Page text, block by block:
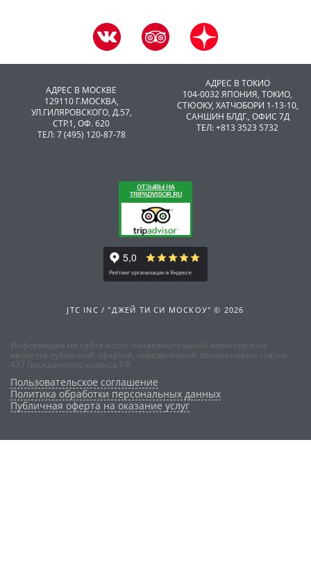
АДРЕС В МОСКВЕ
129110 Г.МОСКВА,
УЛ.ГИЛЯРОВСКОГО, Д.57,
СТР.1, ОФ. 620
ТЕЛ: 7 (495) 120-87-78
АДРЕС В ТОКИО
104-0032 ЯПОНИЯ, ТОКИО,
CТЮОКУ, ХАТЧОБОРИ 1-13-10,
САНШИН БЛДГ., ОФИС 7Д
ТЕЛ: +813 3523 5732
JTC INC / "ДЖЕЙ ТИ СИ МОСКОУ" © 2026
Информация на сайте носит ознакомительный характер и не
является публичной офертой, определяемой положениями статьи
437 Гражданского кодекса РФ
Пользовательское соглашение
Политика обработки персональных данных
Публичная оферта на оказание услуг